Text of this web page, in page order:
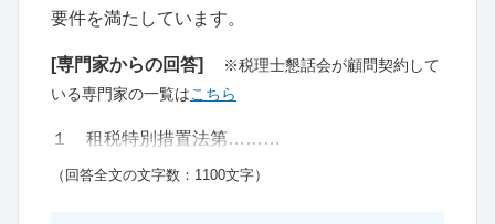
要件を満たしています。
[専門家からの回答]
※税理士懇話会が顧問契約して
いる専門家の一覧はこちら
１ 租税特別措置法第………
（回答全文の文字数：1100文字）